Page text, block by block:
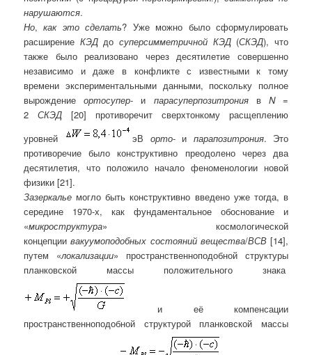
нарушаются.
Но,как это сделать? Уже можно было сформулировать
расширение КЭДдосуперсимметричной КЭД (СКЭД), что
также было реализовано через десятилетие совершенно
независимо и даже в конфликте с известными к тому
времени экспериментальными данными, поскольку полное
вырождениеортосупер- и парасуперпозитронияв N=
2СКЭД [20] противоречит сверхтонкому расщеплению
уровней
эВ орто- и парапозитрония. Это
противоречие было конструктивно преодолено через два
десятилетия, что положило начало феноменологии новой
физики [21].
Зазеркалье могло быть конструктивно введено уже тогда, в
середине 1970-х, как фундаментальное обоснование и
«микроструктура» космологической
концепции вакуумоподобных состояний вещества/ВСВ[14],
путем «локализации» пространственноподобной структуры
планковской массы положительного знака
и её компенсации
пространственноподобной структурой планковской массы